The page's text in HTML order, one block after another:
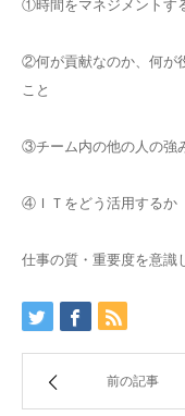
①時間をマネジメントす
②何が貢献なのか、何が
こと
③チーム内の他の人の強
④ＩＴをどう活用するか
仕事の質・重要度を意識
前の記事